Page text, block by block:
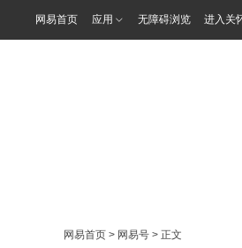
网易首页 应用 无障碍浏览 进入关
网易首页 > 网易号 > 正文